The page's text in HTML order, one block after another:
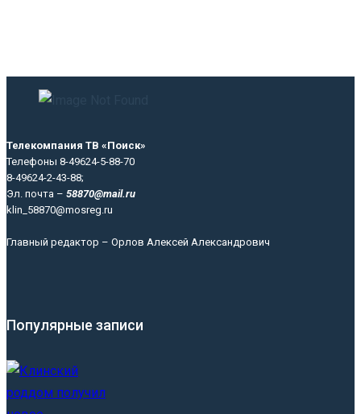
Телекомпания ТВ «Поиск»
Телефоны 8-49624-5-88-70
8-49624-2-43-88;
Эл. почта – 58870@mail.ru
klin_58870@mosreg.ru
Главный редактор – Орлов Алексей Александрович
Популярные записи